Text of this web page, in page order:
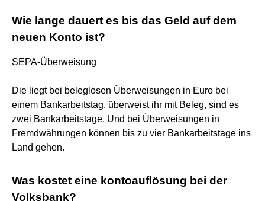
Wie lange dauert es bis das Geld auf dem
neuen Konto ist?
SEPA-Überweisung
Die liegt bei beleglosen Überweisungen in Euro bei
einem Bankarbeitstag, überweist ihr mit Beleg, sind es
zwei Bankarbeitstage. Und bei Überweisungen in
Fremdwährungen können bis zu vier Bankarbeitstage ins
Land gehen.
Was kostet eine kontoauflösung bei der
Volksbank?